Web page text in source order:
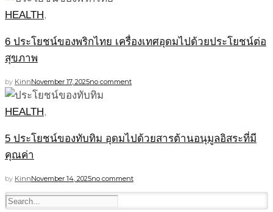
HEALTH,
6 ประโยชน์ของพริกไทย เครื่องเทศอุดมไปด้วยประโยชน์ต่อ
สุขภาพ
by KinnNovember 17, 2025no comment
HEALTH,
5 ประโยชน์ของทับทิม อุดมไปด้วยสารต้านอนุมูลอิสระที่มี
คุณค่า
by KinnNovember 14, 2025no comment